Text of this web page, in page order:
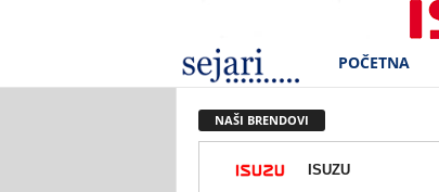
e
POČETNA
NAŠI BRENDOVI
ISUZU